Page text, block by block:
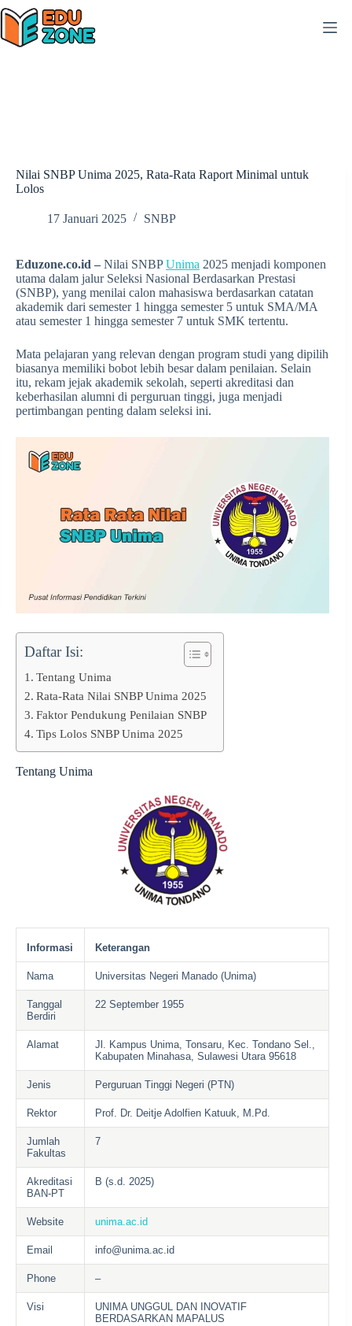
Skip
to
content
Nilai SNBP Unima 2025, Rata-Rata Raport Minimal untuk
Lolos
17 Januari 2025 SNBP
Eduzone.co.id – Nilai SNBPUnima 2025 menjadi komponen
utama dalam jalur Seleksi Nasional Berdasarkan Prestasi
(SNBP), yang menilai calon mahasiswa berdasarkan catatan
akademik dari semester 1 hingga semester 5 untuk SMA/MA
atau semester 1 hingga semester 7 untuk SMK tertentu.
Mata pelajaran yang relevan dengan program studi yang dipilih
biasanya memiliki bobot lebih besar dalam penilaian. Selain
itu, rekam jejak akademik sekolah, seperti akreditasi dan
keberhasilan alumni di perguruan tinggi, juga menjadi
pertimbangan penting dalam seleksi ini.
Daftar Isi:
Tentang Unima
Rata-Rata Nilai SNBP Unima 2025
Faktor Pendukung Penilaian SNBP
Tips Lolos SNBP Unima 2025
Tentang Unima
Informasi Keterangan
Nama Universitas Negeri Manado (Unima)
Tanggal
Berdiri
22 September 1955
Alamat
Jl. Kampus Unima, Tonsaru, Kec. Tondano Sel.,
Kabupaten Minahasa, Sulawesi Utara 95618
Jenis Perguruan Tinggi Negeri (PTN)
Rektor Prof. Dr. Deitje Adolfien Katuuk, M.Pd.
Jumlah
Fakultas
7
Akreditasi
BAN-PT
B (s.d. 2025)
Website unima.ac.id
Email info@unima.ac.id
Phone –
Visi
UNIMA UNGGUL DAN INOVATIF
BERDASARKAN MAPALUS